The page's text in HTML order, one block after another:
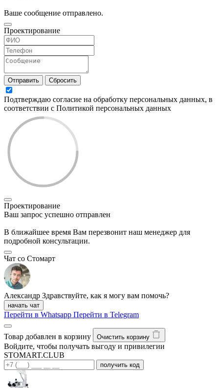
Ваше сообщение отправлено.
Проектирование
Отправить Сбросить
Подтверждаю согласие на обработку персональных данных, в
соответствии с Политикой персональных данных
Проектирование
Ваш запрос успешно отправлен
В ближайшее время Вам перезвонит наш менеджер для
подробной консультации.
Чат со Стомарт
Александр Здравствуйте, как я могу вам помочь?
начать чат
Перейти в Whatsapp Перейти в Telegram
Товар добавлен в корзину Очистить корзину
Войдите, чтобы получать выгоду и привилегии
STOMART.CLUB
получить код